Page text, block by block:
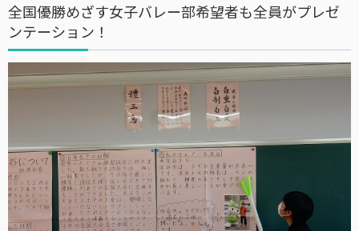
全国優勝めざす女子バレー部希望者も全員がプレゼ
ンテーション！